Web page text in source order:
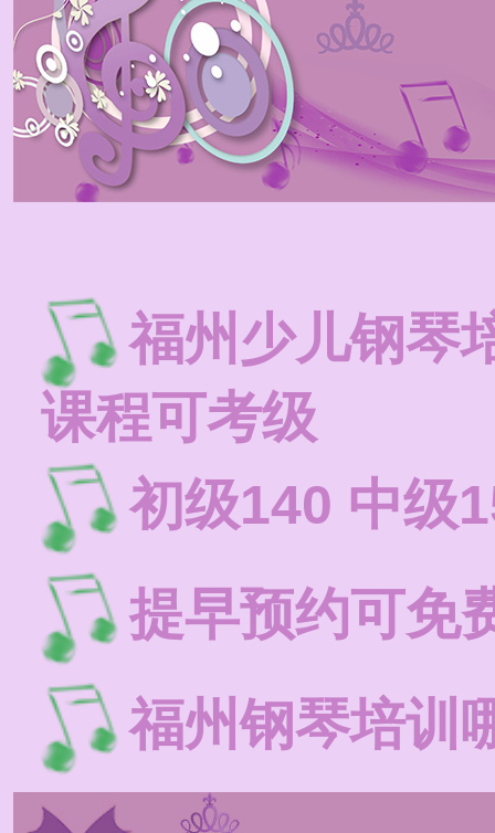
福州少儿钢琴
课程可考级
初级140 中级
提早预约可免
福州钢琴培训